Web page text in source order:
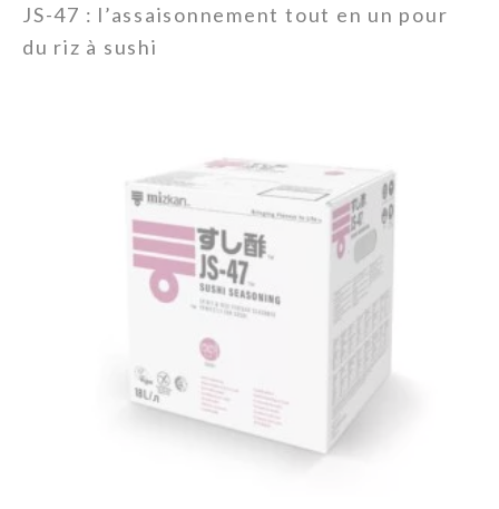
JS-47 : l’assaisonnement tout en un pour
du riz à sushi